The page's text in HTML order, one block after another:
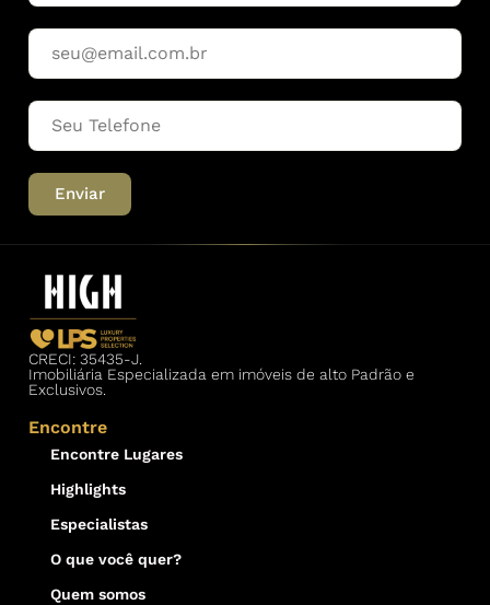
Enviar
CRECI: 35435-J.
Imobiliária Especializada em imóveis de alto Padrão e
Exclusivos.
Encontre
Encontre Lugares
Highlights
Especialistas
O que você quer?
Quem somos